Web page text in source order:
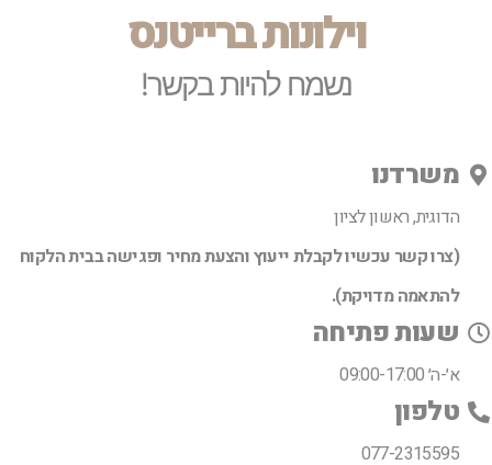
וילונות ברייטנס
נשמח להיות בקשר!
משרדנו
הדוגית, ראשון לציון
(צרו קשר עכשיו לקבלת ייעוץ והצעת מחיר ופגישה בבית הלקוח
להתאמה מדויקת).
שעות פתיחה
א׳-ה׳ 09:00-17:00
טלפון
077-2315595